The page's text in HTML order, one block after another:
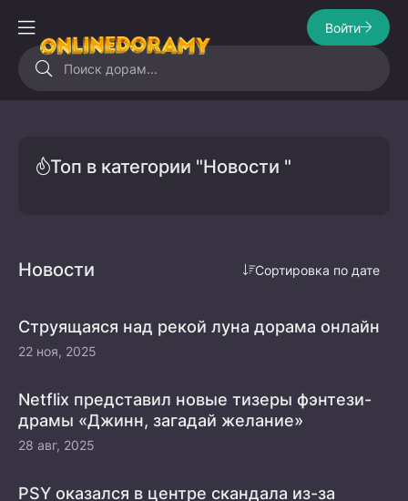
Войти
Топ в категории "Новости "
Новости Сортировка по дате
Струящаяся над рекой луна дорама онлайн
22 ноя, 2025
Netflix представил новые тизеры фэнтези-
драмы «Джинн, загадай желание»
28 авг, 2025
PSY оказался в центре скандала из-за